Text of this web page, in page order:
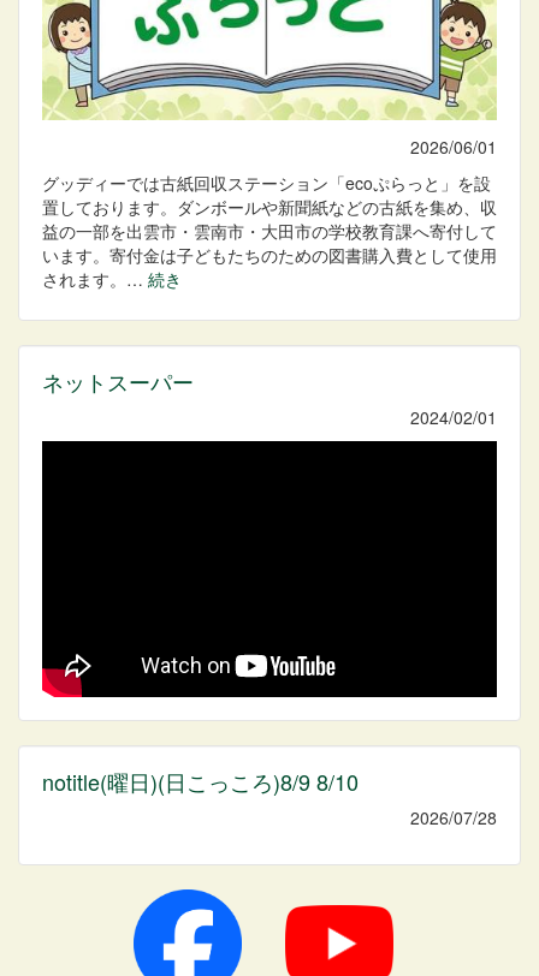
2026/06/01
グッディーでは古紙回収ステーション「ecoぷらっと」を設
置しております。ダンボールや新聞紙などの古紙を集め、収
益の一部を出雲市・雲南市・大田市の学校教育課へ寄付して
います。寄付金は子どもたちのための図書購入費として使用
されます。… 続き
ネットスーパー
2024/02/01
notitle(曜日)(日こっころ)8/9 8/10
2026/07/28